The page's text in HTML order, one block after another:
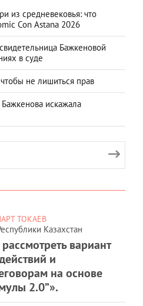
из средневековья: что
Con Astana 2026
Бажкеновой
в суде
не лишиться прав
Бажкенова искажала
ТОКАЕВ
Казахстан
вариант
и
на основе
2.0”».